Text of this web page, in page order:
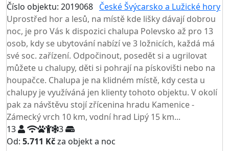
Číslo objektu: 2019068 České Švýcarsko a Lužické hory
Uprostřed hor a lesů, na místě kde lišky dávají dobrou
noc, je pro Vás k dispozici chalupa Polevsko až pro 13
osob, kdy se ubytování nabízí ve 3 ložnicích, každá má
své soc. zařízení. Odpočinout, posedět si a ugrilovat
můžete u chalupy, děti si pohrají na pískovišti nebo na
houpačce. Chalupa je na klidném místě, kdy cesta u
chalupy je využíváná jen klienty tohoto objektu. V okolí
pak za návštěvu stojí zřícenina hradu Kamenice -
Zámecký vrch 10 km, vodní hrad Lipý 15 km...
13
3
Od: 5.711 Kčza objekt a noc